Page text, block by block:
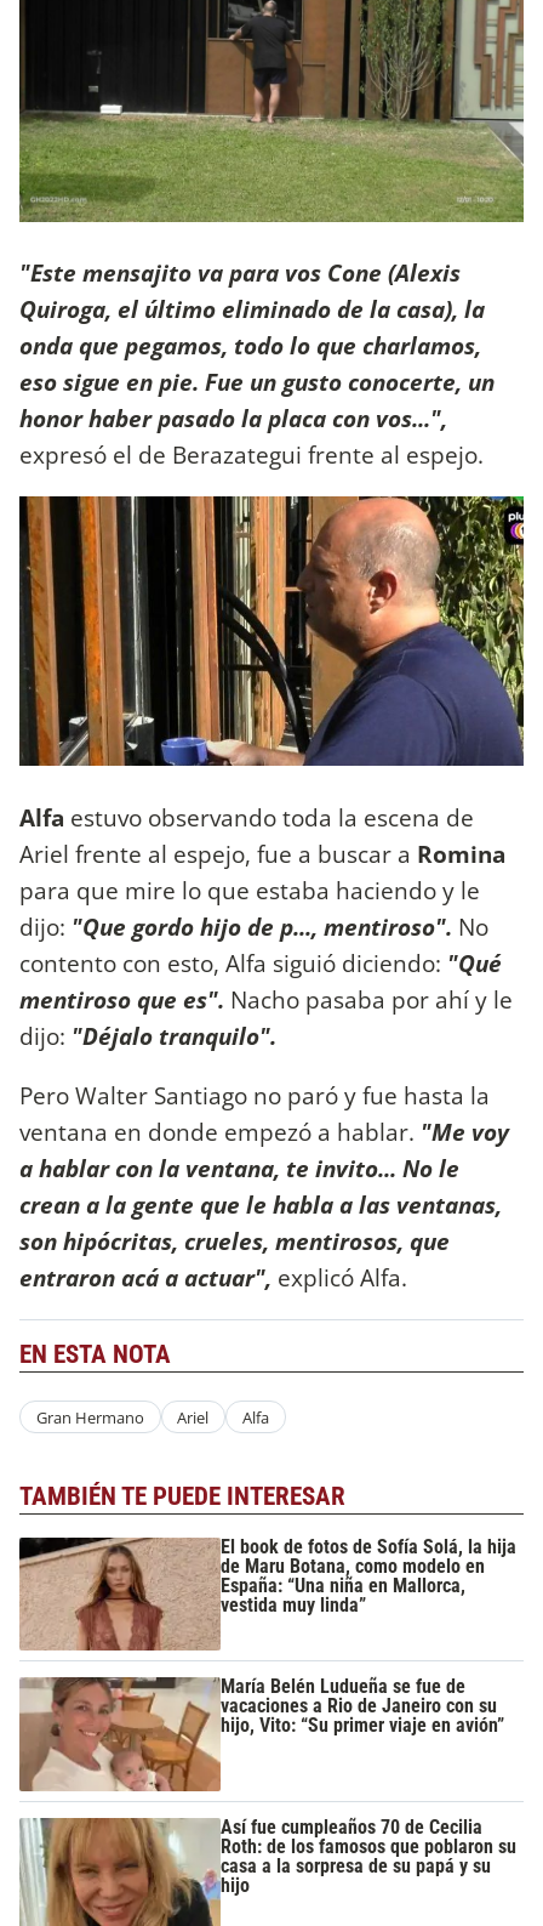
"Este mensajito va para vos Cone (Alexis
Quiroga, el último eliminado de la casa), la
onda que pegamos, todo lo que charlamos,
eso sigue en pie. Fue un gusto conocerte, un
honor haber pasado la placa con vos...",
expresó el de Berazategui frente al espejo.
Alfa estuvo observando toda la escena de
Ariel frente al espejo, fue a buscar a Romina
para que mire lo que estaba haciendo y le
dijo: "Que gordo hijo de p..., mentiroso". No
contento con esto, Alfa siguió diciendo: "Qué
mentiroso que es". Nacho pasaba por ahí y le
dijo: "Déjalo tranquilo".
Pero Walter Santiago no paró y fue hasta la
ventana en donde empezó a hablar. "Me voy
a hablar con la ventana, te invito... No le
crean a la gente que le habla a las ventanas,
son hipócritas, crueles, mentirosos, que
entraron acá a actuar", explicó Alfa.
EN ESTA NOTA
Gran Hermano Ariel Alfa
TAMBIÉN TE PUEDE INTERESAR
El book de fotos de Sofía Solá, la hija
de Maru Botana, como modelo en
España: “Una niña en Mallorca,
vestida muy linda”
María Belén Ludueña se fue de
vacaciones a Rio de Janeiro con su
hijo, Vito: “Su primer viaje en avión”
Así fue cumpleaños 70 de Cecilia
Roth: de los famosos que poblaron su
casa a la sorpresa de su papá y su
hijo